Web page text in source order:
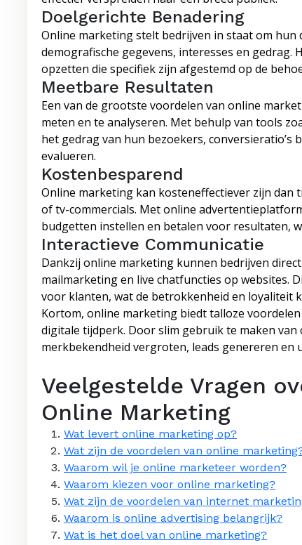
Doelgerichte Benadering
Online marketing stelt bedrijven in staat om
demografische gegevens, interesses en
opzetten die specifiek zijn afgestemd op de
Meetbare Resultaten
Een van de grootste voordelen van online
meten en te analyseren. Met behulp van tools
het gedrag van hun bezoekers,
evalueren.
Kostenbesparend
Online marketing kan kosteneffectiever zijn
of tv-commercials. Met online
budgetten instellen en betalen voor resultaten,
Interactieve Communicatie
Dankzij online marketing kunnen bedrijven
mailmarketing en live chatfuncties op websites.
voor klanten, wat de betrokkenheid en loyaliteit
Kortom, online marketing biedt talloze
digitale tijdperk. Door slim gebruik te maken
merkbekendheid vergroten, leads genereren en
Veelgestelde Vragen
Online Marketing
Wat levert online marketing op?
Wat zijn de voordelen van online
Waarom wil je online marketeer worden?
Waarom kiezen voor online marketing?
Wat zijn de voordelen van internet
Waarom is online advertising belangrijk?
Wat is het doel van online marketing?